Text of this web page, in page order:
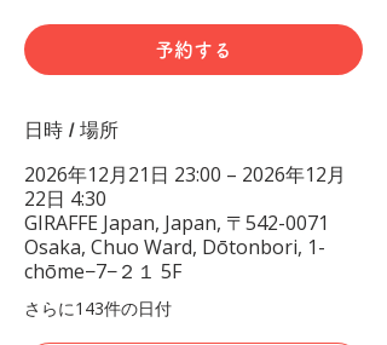
予約する
日時 / 場所
2026年12月21日 23:00 – 2026年12月
22日 4:30
GIRAFFE Japan, Japan, 〒542-0071
Osaka, Chuo Ward, Dōtonbori, 1-
chōme−7−２１ 5F
さらに143件の日付